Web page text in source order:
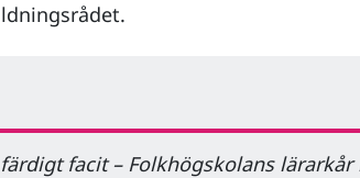
facit – Folkhögskolans lärarkår